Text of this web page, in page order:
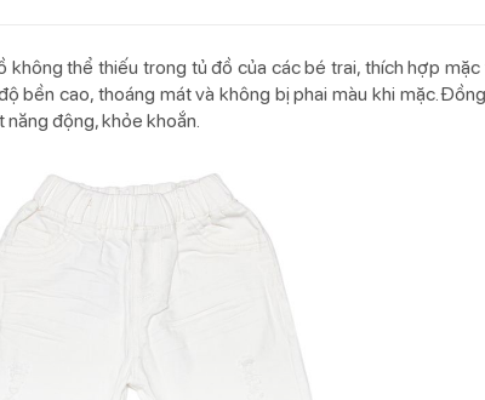
thể thiếu trong tủ đồ của các bé trai, thích hợp
bền cao, thoáng mát và không bị phai màu khi mặc.
năng động, khỏe khoắn.